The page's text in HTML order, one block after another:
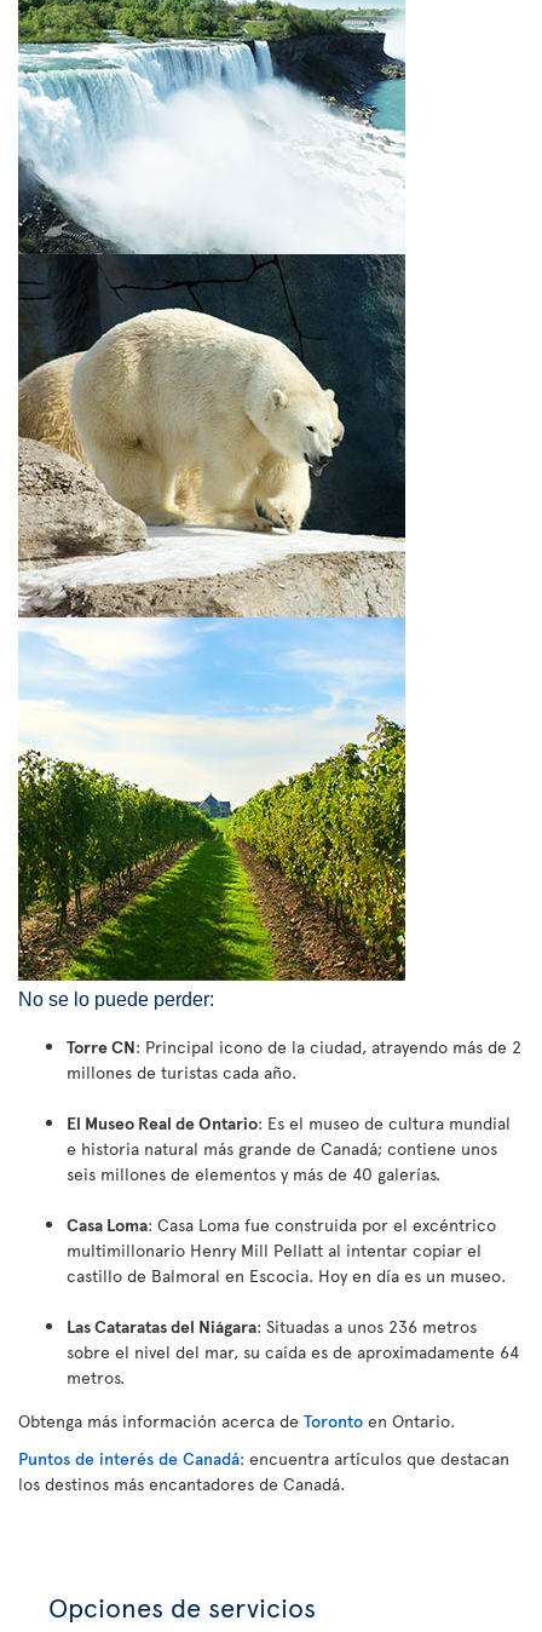
No se lo puede perder:
Torre CN: Principal icono de la ciudad, atrayendo más de 2
millones de turistas cada año.
El Museo Real de Ontario: Es el museo de cultura mundial
e historia natural más grande de Canadá; contiene unos
seis millones de elementos y más de 40 galerías.
Casa Loma: Casa Loma fue construida por el excéntrico
multimillonario Henry Mill Pellatt al intentar copiar el
castillo de Balmoral en Escocia. Hoy en día es un museo.
Las Cataratas del Niágara: Situadas a unos 236 metros
sobre el nivel del mar, su caída es de aproximadamente 64
metros.
Obtenga más información acerca de Toronto en Ontario.
Puntos de interés de Canadá: encuentra artículos que destacan
los destinos más encantadores de Canadá.
Opciones de servicios